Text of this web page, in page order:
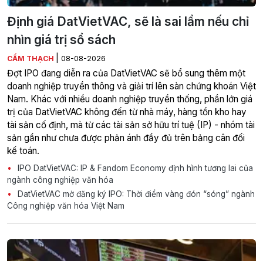
Định giá DatVietVAC, sẽ là sai lầm nếu chỉ
nhìn giá trị sổ sách
CẨM THẠCH 08-08-2026
Đợt IPO đang diễn ra của DatVietVAC sẽ bổ sung thêm một
doanh nghiệp truyền thông và giải trí lên sàn chứng khoán Việt
Nam. Khác với nhiều doanh nghiệp truyền thống, phần lớn giá
trị của DatVietVAC không đến từ nhà máy, hàng tồn kho hay
tài sản cố định, mà từ các tài sản sở hữu trí tuệ (IP) - nhóm tài
sản gần như chưa được phản ánh đầy đủ trên bảng cân đối
kế toán.
IPO DatVietVAC: IP & Fandom Economy định hình tương lai của
ngành công nghiệp văn hóa
DatVietVAC mở đăng ký IPO: Thời điểm vàng đón “sóng” ngành
Công nghiệp văn hóa Việt Nam